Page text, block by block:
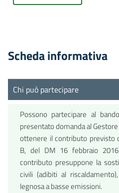
Scheda informativa
Chi può partecipare
Possono partecipare al
presentato domanda al
ottenere il contributo previsto
B, del DM 16 febbraio
contributo presuppone la
civili (adibiti al
legnosa a basse emissioni.